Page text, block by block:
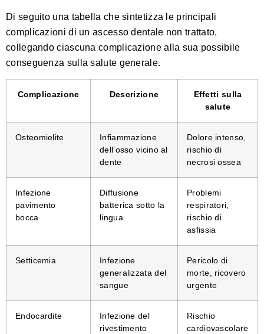
Di seguito una tabella che sintetizza le principali
complicazioni di un ascesso dentale non trattato,
collegando ciascuna complicazione alla sua possibile
conseguenza sulla salute generale.
Complicazione Descrizione
Effetti sulla
salute
Osteomielite
Infiammazione
dell’osso vicino al
dente
Dolore intenso,
rischio di
necrosi ossea
Infezione
pavimento
bocca
Diffusione
batterica sotto la
lingua
Problemi
respiratori,
rischio di
asfissia
Setticemia
Infezione
generalizzata del
sangue
Pericolo di
morte, ricovero
urgente
Endocardite
Infezione del
rivestimento
Rischio
cardiovascolare